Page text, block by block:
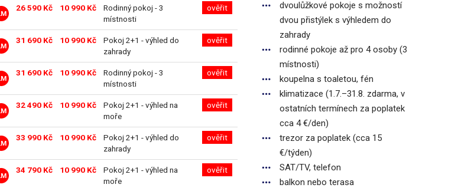
26 590 Kč 10 990 Kč
Rodinný pokoj - 3
místnosti
ověřit
31 690 Kč 10 990 Kč
Pokoj 2+1 - výhled do
zahrady
ověřit
31 690 Kč 10 990 Kč
Rodinný pokoj - 3
místnosti
ověřit
32 490 Kč 10 990 Kč
Pokoj 2+1 - výhled na
moře
ověřit
33 990 Kč 10 990 Kč
Pokoj 2+1 - výhled do
zahrady
ověřit
34 790 Kč 10 990 Kč
Pokoj 2+1 - výhled na
moře
ověřit
dvoulůžkové pokoje s možností
dvou přistýlek s výhledem do
zahrady
rodinné pokoje až pro 4 osoby (3
místnosti)
koupelna s toaletou, fén
klimatizace (1.7.–31.8. zdarma, v
ostatních termínech za poplatek
cca 4 €/den)
trezor za poplatek (cca 15
€/týden)
SAT/TV, telefon
balkon nebo terasa